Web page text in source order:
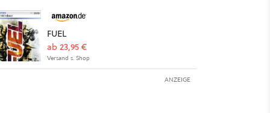
FUEL
ab 23,95 €
Versand s. Shop
ANZEIGE